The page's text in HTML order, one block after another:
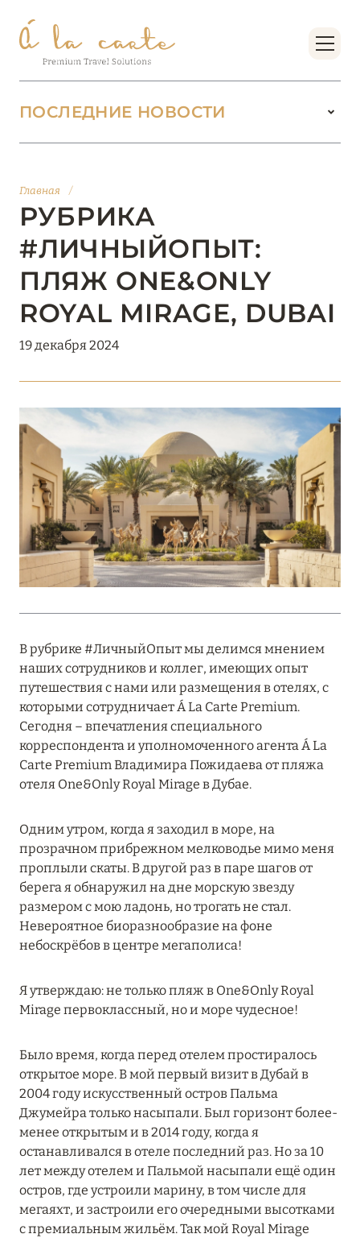
Главная /
РУБРИКА
#ЛИЧНЫЙОПЫТ:
ПЛЯЖ ONE&ONLY
ROYAL MIRAGE, DUBAI
19 декабря 2024
ПОСЛЕДНИЕ НОВОСТИ
БУТИК-КУРОРТЫ МАЛЬДИВСКИХ ОСТРОВОВ
Подробнее
01 июня 2026
JUMEIRAH OLHAHALI ISLAND MALDIVES: ВАШ
ОАЗИС ТЕПЛА И ИЗЫСКАННОСТИ
18 мая 2026
THE ST. REGIS MALDIVES VOMMULI:
МАНИФЕСТ ЭСТЕТИКИ В САМОМ СЕРДЦЕ
ОКЕАНА
Подробнее
27 апреля 2026
Подробнее
20 марта 2026
MARCH GRAND ESCAPE: ПРЕДЛОЖЕНИЕ ОТ Á
LA CARTE PREMIUM ПО ОТЕЛЮ WALDORF
ASTORIA MALDIVES ITHAAFUSHI, МАЛЬДИВЫ
MANDARIN ORIENTAL JUMEIRA — SUITE
NOVEMBER
Подробнее
13 мая 2025
ЦЕНАМ
Подробнее
04 апреля 2025
ATLANTIS THE PALM: НОВЫЙ ПАКЕТ
НАПИТКОВ ДЛЯ HB И FB
Подробнее
В рубрике #ЛичныйОпыт мы делимся мнением
наших сотрудников и коллег, имеющих опыт
путешествия с нами или размещения в отелях, с
которыми сотрудничает Á La Carte Premium.
Сегодня – впечатления специального
корреспондента и уполномоченного агента Á La
Carte Premium Владимира Пожидаева от пляжа
отеля One&Only Royal Mirage в Дубае.
Одним утром, когда я заходил в море, на
прозрачном прибрежном мелководье мимо меня
проплыли скаты. В другой раз в паре шагов от
берега я обнаружил на дне морскую звезду
размером с мою ладонь, но трогать не стал.
Невероятное биоразнообразие на фоне
небоскрёбов в центре мегаполиса!
Я утверждаю: не только пляж в One&Only Royal
Mirage первоклассный, но и море чудесное!
Было время, когда перед отелем простиралось
открытое море. В мой первый визит в Дубай в
2004 году искусственный остров Пальма
Джумейра только насыпали. Был горизонт более-
менее открытым и в 2014 году, когда я
останавливался в отеле последний раз. Но за 10
лет между отелем и Пальмой насыпали ещё один
остров, где устроили марину, в том числе для
мегаяхт, и застроили его очередными высотками
с премиальным жильём. Так мой Royal Mirage